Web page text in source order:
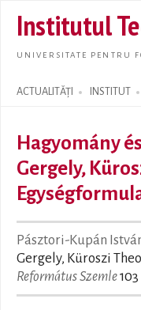
Institutul
UNIVERSITATE PENTRU
ACTUALITĂȚI INSTITUT
Search form
Hagyomány
Gergely,
Pásztori-Kupán
Gergely, Küroszi
Református Szemle